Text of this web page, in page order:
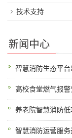
技术支持
新闻中心
智慧消防生态平
高校食堂燃气报
养老院智慧消防
智慧消防运营服